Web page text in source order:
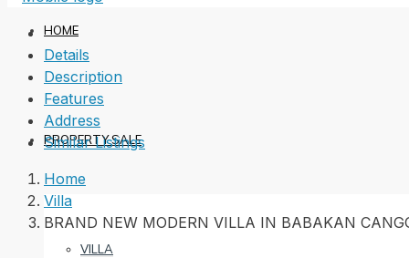
HOME
PROPERTY SALE
VILLA
Details
Description
Features
Address
Similar Listings
Home
Villa
BRAND NEW MODERN VILLA IN BABAKAN